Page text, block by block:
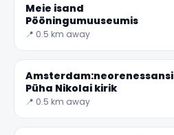
Meie isand
Pööningumuuseumis
📍 0.5 km away
Amsterdam:neorenessansi
Püha Nikolai kirik
📍 0.5 km away